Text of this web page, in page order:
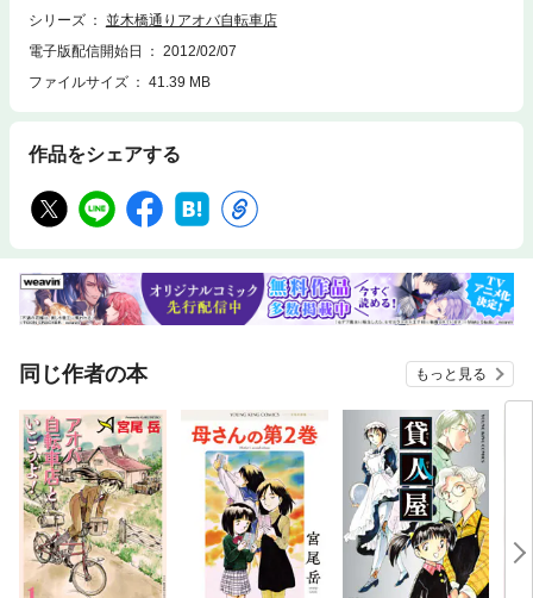
シリーズ
並木橋通りアオバ自転車店
電子版配信開始日
2012/02/07
ファイルサイズ
41.39 MB
作品をシェアする
同じ作者の本 もっと見る